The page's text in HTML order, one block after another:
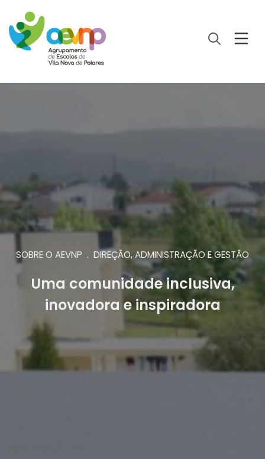
SOBRE O AEVNP . DIREÇÃO, ADMINISTRAÇÃO E GESTÃO
Uma comunidade inclusiva,
inovadora e inspiradora